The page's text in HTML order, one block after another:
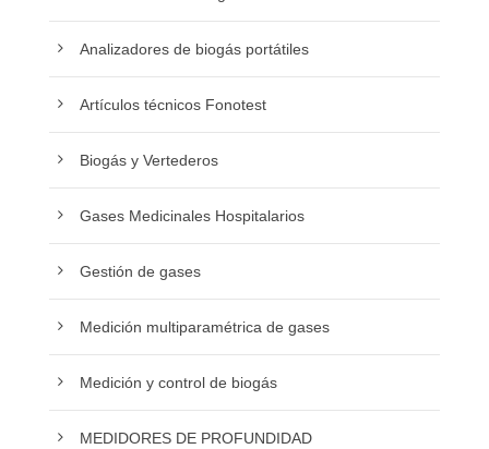
Analizadores de biogás portátiles
Artículos técnicos Fonotest
Biogás y Vertederos
Gases Medicinales Hospitalarios
Gestión de gases
Medición multiparamétrica de gases
Medición y control de biogás
MEDIDORES DE PROFUNDIDAD